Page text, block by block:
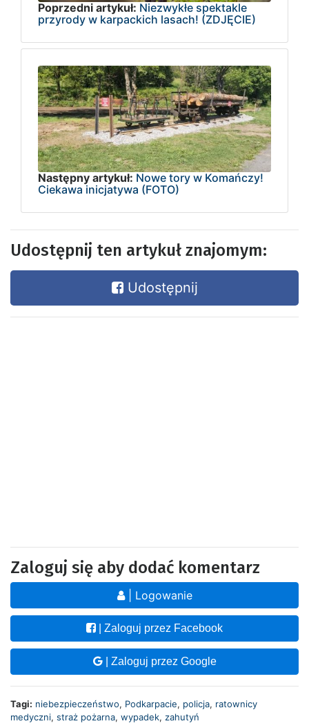
Poprzedni artykuł: Niezwykłe spektakle
przyrody w karpackich lasach! (ZDJĘCIE)
Następny artykuł: Nowe tory w Komańczy!
Ciekawa inicjatywa (FOTO)
Udostępnij ten artykuł znajomym:
Udostępnij
Zaloguj się aby dodać komentarz
| Logowanie
| Zaloguj przez Facebook
| Zaloguj przez Google
Tagi: niebezpieczeństwo, Podkarpacie, policja, ratownicy
medyczni, straż pożarna, wypadek, zahutyń